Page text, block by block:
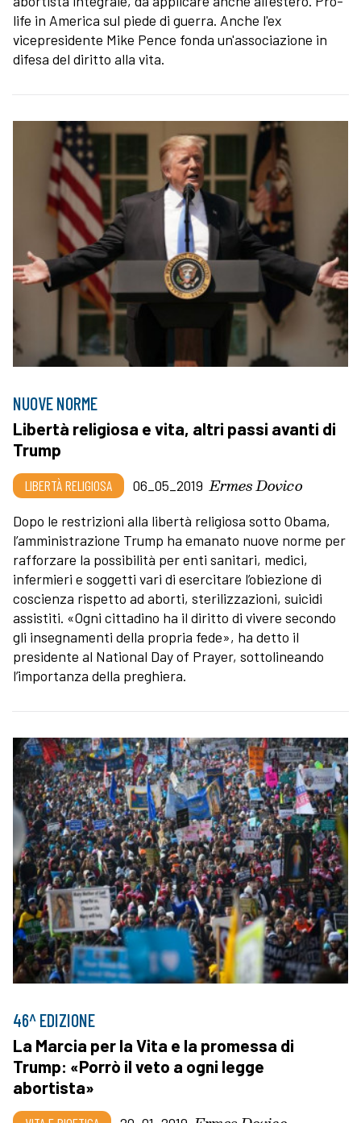
life in America sul piede di guerra. Anche l'ex
vicepresidente Mike Pence fonda un'associazione in
difesa del diritto alla vita.
NUOVE NORME
Libertà religiosa e vita, altri passi avanti di
Trump
LIBERTÀ RELIGIOSA 06_05_2019 Ermes Dovico
Dopo le restrizioni alla libertà religiosa sotto Obama,
l’amministrazione Trump ha emanato nuove norme per
rafforzare la possibilità per enti sanitari, medici,
infermieri e soggetti vari di esercitare l’obiezione di
coscienza rispetto ad aborti, sterilizzazioni, suicidi
assistiti. «Ogni cittadino ha il diritto di vivere secondo
gli insegnamenti della propria fede», ha detto il
presidente al National Day of Prayer, sottolineando
l’importanza della preghiera.
46^ EDIZIONE
La Marcia per la Vita e la promessa di
Trump: «Porrò il veto a ogni legge
abortista»